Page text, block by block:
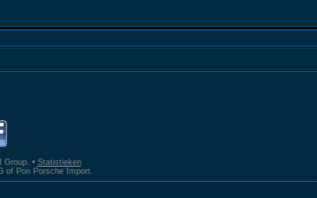
Group. • Statistieken
of Pon Porsche Import.